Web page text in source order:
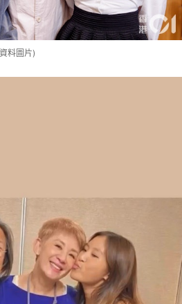
料圖片)